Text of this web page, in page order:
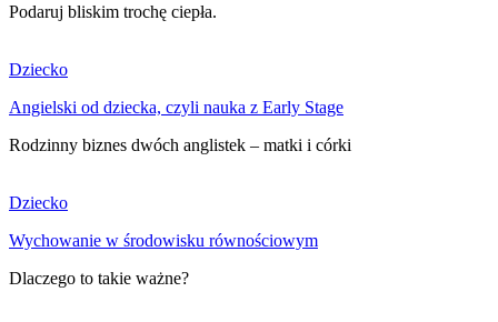
Podaruj bliskim trochę ciepła.
Dziecko
Angielski od dziecka, czyli nauka z Early Stage
Rodzinny biznes dwóch anglistek – matki i córki
Dziecko
Wychowanie w środowisku równościowym
Dlaczego to takie ważne?